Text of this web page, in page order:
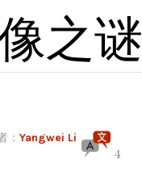
之谜
： Yangwei Li
4